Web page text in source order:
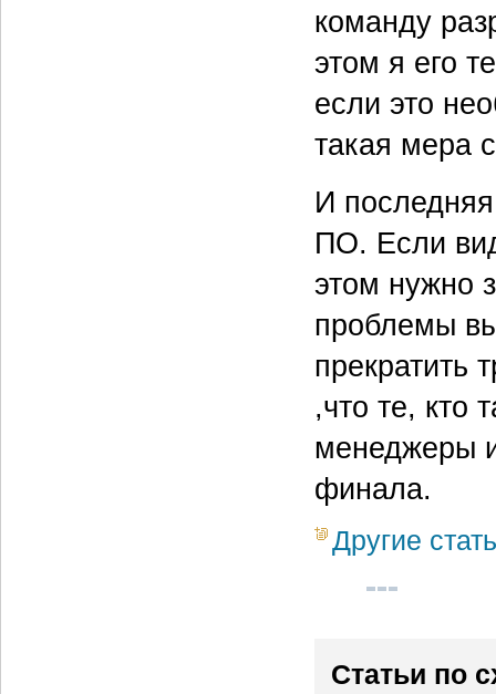
команду
этом я его
если это
такая мера
И
ПО. Если
этом нужно
проблемы
прекратить
,что те, кто
менеджеры
финала.
Другие
Статьи по